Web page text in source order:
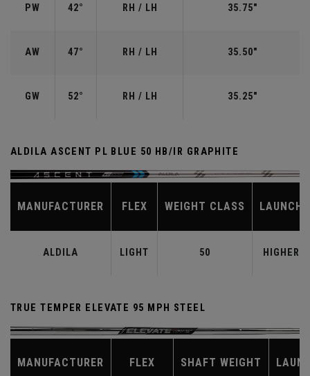
PW 42° RH / LH 35.75"
AW 47° RH / LH 35.50"
GW 52° RH / LH 35.25"
ALDILA ASCENT PL BLUE 50 HB/IR GRAPHITE
MANUFACTURER FLEX WEIGHT CLASS LAUNCH
ALDILA LIGHT 50 HIGHER
TRUE TEMPER ELEVATE 95 MPH STEEL
MANUFACTURER FLEX SHAFT WEIGHT